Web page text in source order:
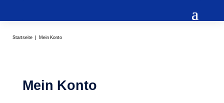
Startseite Mein Konto
Mein Konto